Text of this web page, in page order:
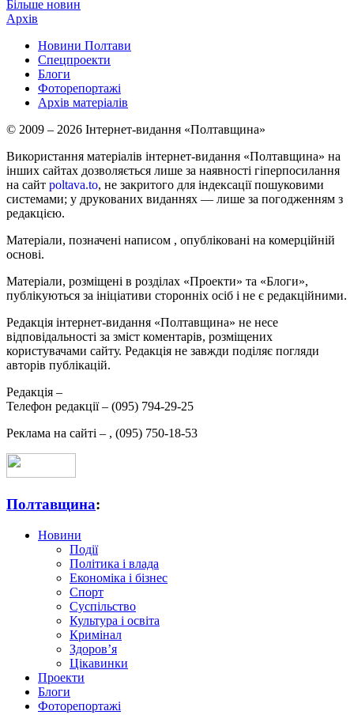
Більше новин
Архів
Новини Полтави
Спецпроекти
Блоги
Фоторепортажі
Архів матеріалів
© 2009 – 2026 Інтернет-видання «Полтавщина»
Використання матеріалів інтернет-видання «Полтавщина» на
інших сайтах дозволяється лише за наявності гіперпосилання
на сайт poltava.to, не закритого для індексації пошуковими
системами; у друкованих виданнях — лише за погодженням з
редакцією.
Матеріали, позначені написом , опубліковані на комерційній
основі.
Матеріали, розміщені в розділах «Проекти» та «Блоги»,
публікуються за ініціативи сторонніх осіб і не є редакційними.
Редакція інтернет-видання «Полтавщина» не несе
відповідальності за зміст коментарів, розміщених
користувачами сайту. Редакція не завжди поділяє погляди
авторів публікацій.
Редакція –
Телефон редакції – (095) 794-29-25
Реклама на сайті – , (095) 750-18-53
Полтавщина:
Новини
Події
Політика і влада
Економіка і бізнес
Спорт
Суспільство
Культура і освіта
Кримінал
Здоров’я
Цікавинки
Проекти
Блоги
Фоторепортажі